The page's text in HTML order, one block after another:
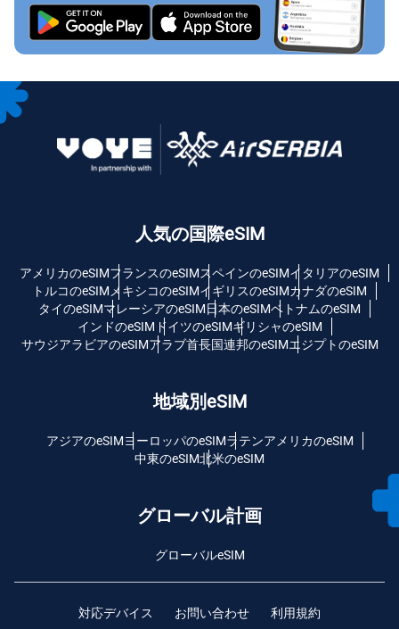
人気の国際eSIM
アメリカのeSIMフランスのeSIMスペインのeSIMイタリアのeSIM
トルコのeSIM メキシコのeSIMイギリスのeSIMカナダのeSIM
タイのeSIMマレーシアのeSIM日本のeSIMベトナムのeSIM
インドのeSIM ドイツのeSIMギリシャのeSIM
サウジアラビアのeSIMアラブ首長国連邦のeSIMエジプトのeSIM
地域別eSIM
アジアのeSIMヨーロッパのeSIMラテンアメリカのeSIM
中東のeSIM北米のeSIM
グローバル計画
グローバルeSIM
対応デバイス お問い合わせ 利用規約